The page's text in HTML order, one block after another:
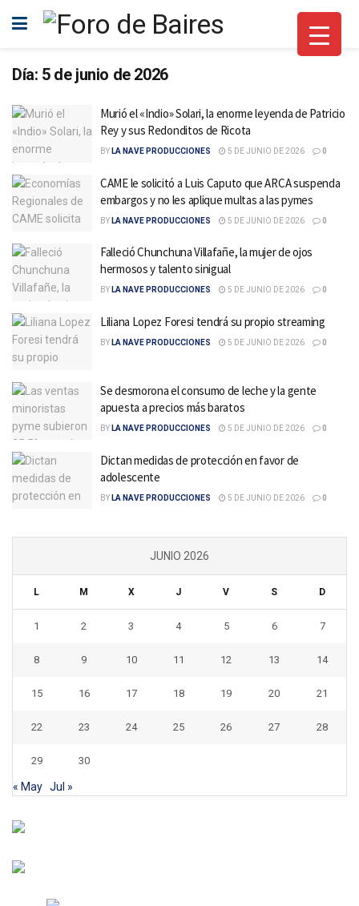
Día: 5 de junio de 2026
Murió el «Indio» Solari, la enorme leyenda de Patricio
Rey y sus Redonditos de Ricota
BY LA NAVE PRODUCCIONES 5 DE JUNIO DE 2026 0
CAME le solicitó a Luis Caputo que ARCA suspenda
embargos y no les aplique multas a las pymes
BY LA NAVE PRODUCCIONES 5 DE JUNIO DE 2026 0
Falleció Chunchuna Villafañe, la mujer de ojos
hermosos y talento sinigual
BY LA NAVE PRODUCCIONES 5 DE JUNIO DE 2026 0
Liliana Lopez Foresi tendrá su propio streaming
BY LA NAVE PRODUCCIONES 5 DE JUNIO DE 2026 0
Se desmorona el consumo de leche y la gente
apuesta a precios más baratos
BY LA NAVE PRODUCCIONES 5 DE JUNIO DE 2026 0
Dictan medidas de protección en favor de
adolescente
BY LA NAVE PRODUCCIONES 5 DE JUNIO DE 2026 0
JUNIO 2026
L M X J V S D
1 2 3 4 5 6 7
8 9 10 11 12 13 14
15 16 17 18 19 20 21
22 23 24 25 26 27 28
29 30
« May Jul »